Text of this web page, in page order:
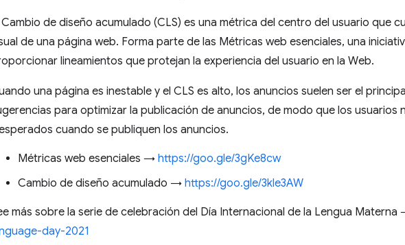
Cambio de diseño acumulado (CLS) es una métrica del centro del usuario que
de una página web. Forma parte de las Métricas web esenciales, una
lineamientos que protejan la experiencia del usuario en la Web.
una página es inestable y el CLS es alto, los anuncios suelen ser el
para optimizar la publicación de anuncios, de modo que los usuarios
cuando se publiquen los anuncios.
Métricas web esenciales → https://goo.gle/3gKe8cw
Cambio de diseño acumulado → https://goo.gle/3kle3AW
más sobre la serie de celebración del Día Internacional de la Lengua Materna
day-2021